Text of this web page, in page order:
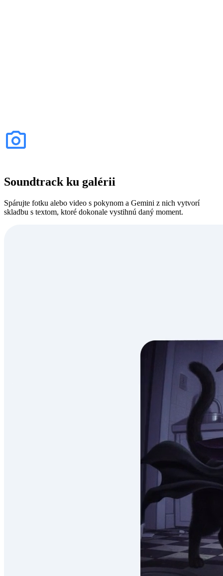
Soundtrack ku galérii
Spárujte fotku alebo video s pokynom a Gemini z nich vytvorí
skladbu s textom, ktoré dokonale vystihnú daný moment.